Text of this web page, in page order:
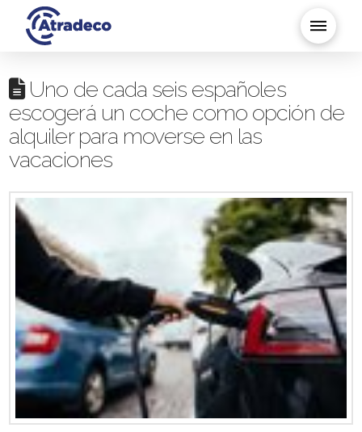
Uno de cada seis españoles
escogerá un coche como opción de
alquiler para moverse en las
vacaciones